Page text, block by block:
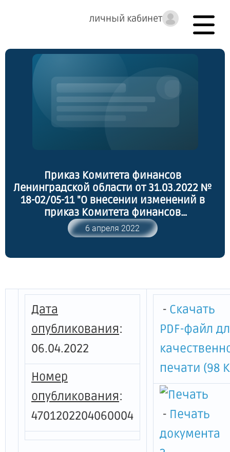
личный кабинет
Приказ Комитета финансов
Ленинградской области от 31.03.2022 №
18-02/05-11 "О внесении изменений в
приказ Комитета финансов
Ленинградской области от 26 сентября
2016 года № 18-02/01-05-77 "О порядках
проверок отчетности о соблюдении
содержание органов местного
самоуправления муниципальных
образований Ленинградской области"
6 апреля 2022
Дата
опубликования:
06.04.2022
Номер
опубликования:
4701202204060004
- Скачать
PDF-файл
печати (98
- Печать
документа